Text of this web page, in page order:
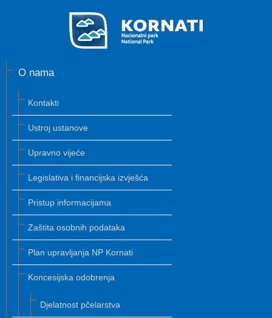
O nama
Kontakti
Ustroj ustanove
Upravno vijeće
Legislativa i financijska izvješća
Pristup informacijama
Zaštita osobnih podataka
Plan upravljanja NP Kornati
Koncesijska odobrenja
Djelatnost pčelarstva